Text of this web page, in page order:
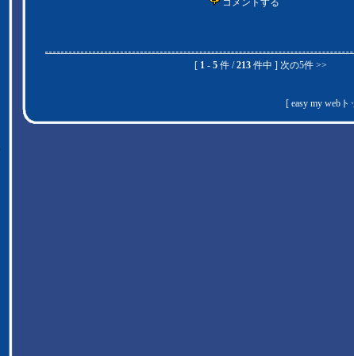
コメントする
[ 1- 5件 /213件中 ] 次の5件 >>
[ easy my webト